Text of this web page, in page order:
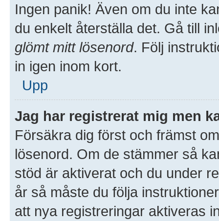
Ingen panik! Även om du inte
du enkelt återställa det. Gå till
glömt mitt lösenord. Följ
in igen inom kort.
Upp
Jag har registrerat mig men
Försäkra dig först och främst
lösenord. Om de stämmer så
stöd är aktiverat och du under
år så måste du följa
att nya registreringar aktiveras